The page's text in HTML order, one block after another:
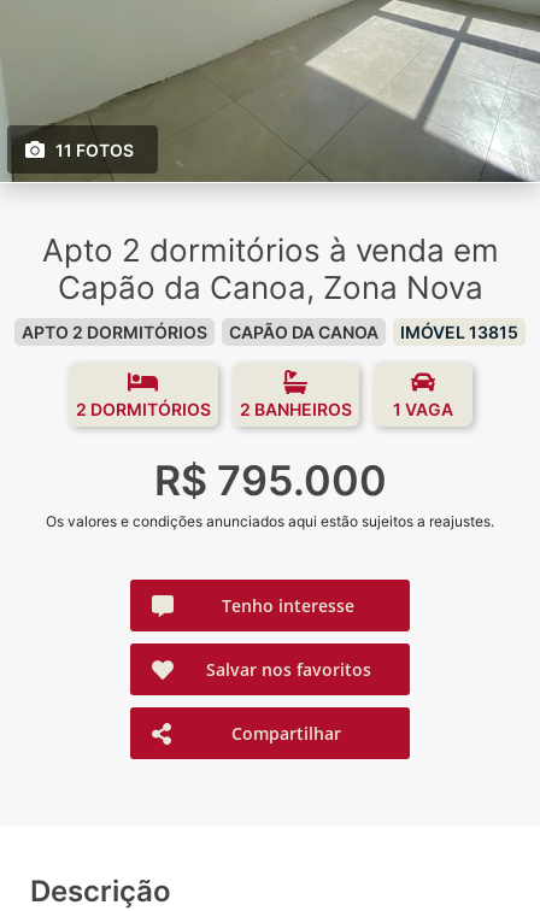
11 FOTOS
Apto 2 dormitórios à venda em
Capão da Canoa, Zona Nova
APTO 2 DORMITÓRIOS CAPÃO DA CANOA IMÓVEL 13815
2 DORMITÓRIOS 2 BANHEIROS 1 VAGA
R$ 795.000
Os valores e condições anunciados aqui estão sujeitos a reajustes.
Tenho interesse
Salvar nos favoritos
Compartilhar
Descrição